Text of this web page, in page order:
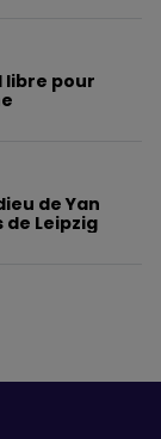
libre pour
de Yan
Leipzig